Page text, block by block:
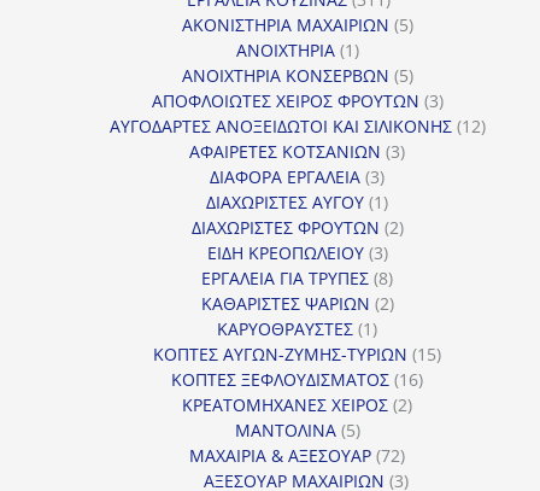
προϊόντα
ΑΚΟΝΙΣΤΗΡΙΑ ΜΑΧΑΙΡΙΩΝ 55
ΑΝΟΙΧΤΗΡΙΑ 11
προϊόν
ΑΝΟΙΧΤΗΡΙΑ ΚΟΝΣΕΡΒΩΝ 55
προϊόντα
ΑΠΟΦΛΟΙΩΤΕΣ ΧΕΙΡΟΣ ΦΡΟΥΤΩΝ 33
προϊόντα
ΑΥΓΟΔΑΡΤΕΣ ΑΝΟΞΕΙΔΩΤΟΙ ΚΑΙ ΣΙΛΙΚΟΝΗΣ 1212
ΑΦΑΙΡΕΤΕΣ ΚΟΤΣΑΝΙΩΝ 33
ΔΙΑΦΟΡΑ ΕΡΓΑΛΕΙΑ 33
προϊόντα
ΔΙΑΧΩΡΙΣΤΕΣ ΑΥΓΟΥ 11
προϊόν
ΔΙΑΧΩΡΙΣΤΕΣ ΦΡΟΥΤΩΝ 22
ΕΙΔΗ ΚΡΕΟΠΩΛΕΙΟΥ 33
προϊόντα
ΕΡΓΑΛΕΙΑ ΓΙΑ ΤΡΥΠΕΣ 88
προϊόντα
ΚΑΘΑΡΙΣΤΕΣ ΨΑΡΙΩΝ 22
ΚΑΡΥΟΘΡΑΥΣΤΕΣ 11
προϊόν
ΚΟΠΤΕΣ ΑΥΓΩΝ-ΖΥΜΗΣ-ΤΥΡΙΩΝ 1515
ΚΟΠΤΕΣ ΞΕΦΛΟΥΔΙΣΜΑΤΟΣ 1616
ΚΡΕΑΤΟΜΗΧΑΝΕΣ ΧΕΙΡΟΣ 22
ΜΑΝΤΟΛΙΝΑ 55
προϊόντα
ΜΑΧΑΙΡΙΑ & ΑΞΕΣΟΥΑΡ 7272
προϊόντα
ΑΞΕΣΟΥΑΡ ΜΑΧΑΙΡΙΩΝ 33